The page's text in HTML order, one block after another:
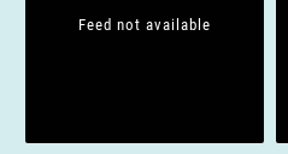
Feed not available